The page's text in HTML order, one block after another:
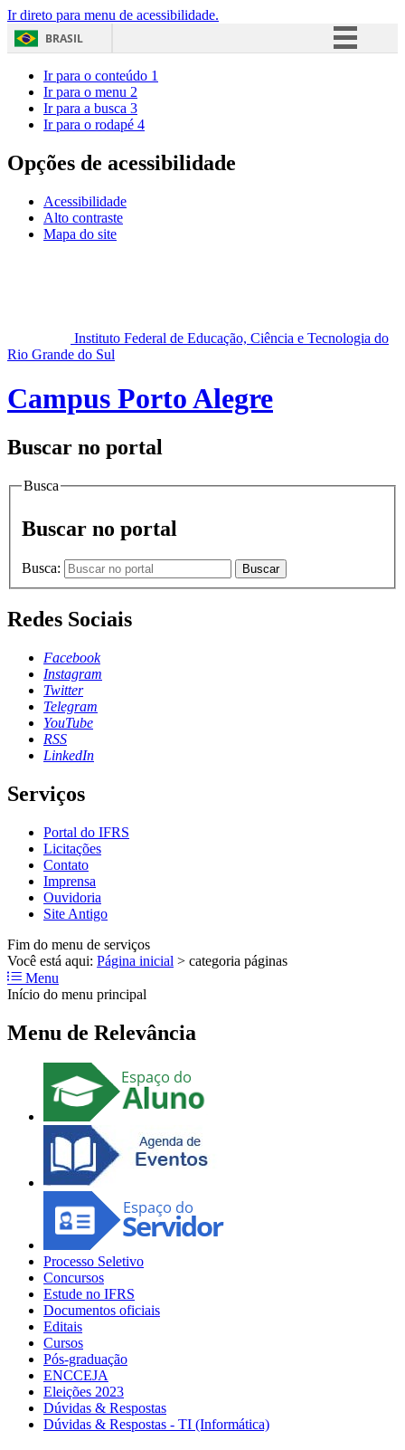
Ir direto para menu de acessibilidade.
BRASIL
Acesso à informação
Ir para o conteúdo 1
Ir para o menu 2
Ir para a busca 3
Ir para o rodapé 4
Opções de acessibilidade
Acessibilidade
Alto contraste
Mapa do site
Instituto Federal de Educação, Ciência e Tecnologia do
Rio Grande do Sul
Campus Porto Alegre
Buscar no portal
Busca
Buscar no portal
Busca: Buscar
Redes Sociais
Facebook
Instagram
Twitter
Telegram
YouTube
RSS
LinkedIn
Serviços
Portal do IFRS
Licitações
Contato
Imprensa
Ouvidoria
Site Antigo
Fim do menu de serviços
Você está aqui: Página inicial > categoria páginas
Menu
Início do menu principal
Menu de Relevância
Processo Seletivo
Concursos
Estude no IFRS
Documentos oficiais
Editais
Cursos
Pós-graduação
ENCCEJA
Eleições 2023
Dúvidas & Respostas
Dúvidas & Respostas - TI (Informática)